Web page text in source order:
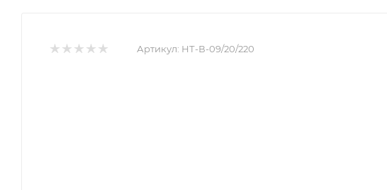
Артикул: НТ-В-09/20/220